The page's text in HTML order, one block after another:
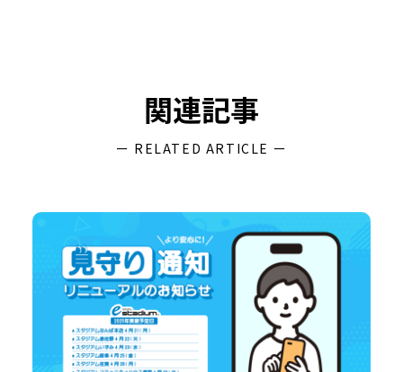
関連記事
ー RELATED ARTICLE ー